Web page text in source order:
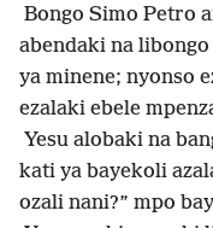
Bongo Simo Petro
abendaki na
ya minene; nyonso
ezalaki ebele
Yesu alobaki na
kati ya bayekoli
ozali nani?” mpo